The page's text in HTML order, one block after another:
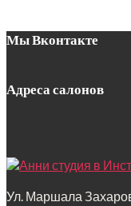
Мы Вконтакте
Адреса салонов
Ул. Маршала